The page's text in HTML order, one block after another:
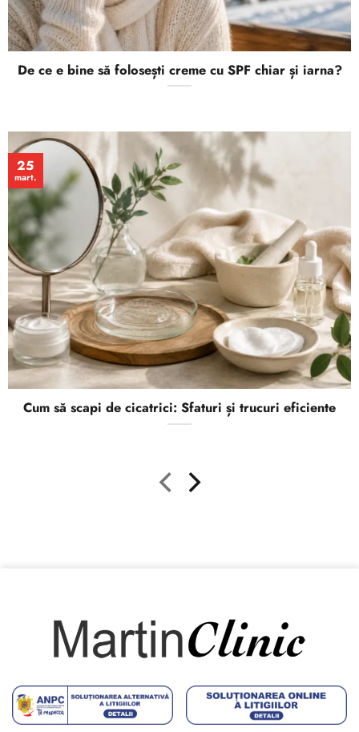
De ce e bine să folosești creme cu SPF chiar și iarna?
Cum să scapi de cicatrici: Sfaturi și trucuri eficiente
25
mart.